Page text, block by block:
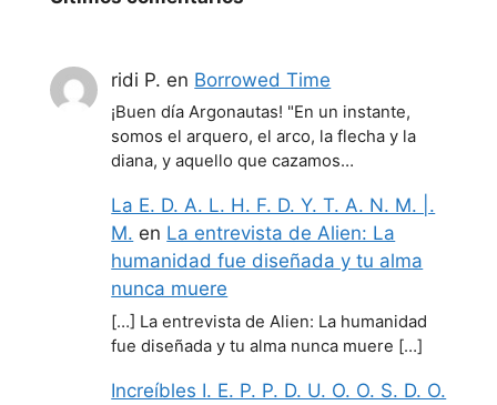
ridi P. en Borrowed Time
¡Buen día Argonautas! "En un instante,
somos el arquero, el arco, la flecha y la
diana, y aquello que cazamos…
La E. D. A. L. H. F. D. Y. T. A. N. M. |.
M. en La entrevista de Alien: La
humanidad fue diseñada y tu alma
nunca muere
[…] La entrevista de Alien: La humanidad
fue diseñada y tu alma nunca muere […]
Increíbles I. E. P. P. D. U. O. O. S. D. O.